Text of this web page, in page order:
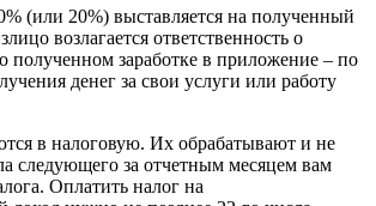
(или 20%) выставляется на полученный
возлагается ответственность о
полученном заработке в приложение – по
денег за свои услуги или работу
в налоговую. Их обрабатывают и не
следующего за отчетным месяцем вам
Оплатить налог на